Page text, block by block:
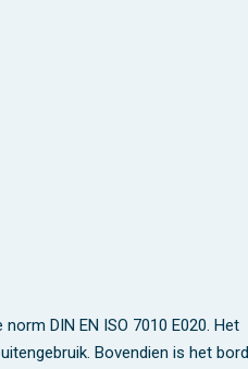
DIN EN ISO 7010 E020. Het
Bovendien is het bord